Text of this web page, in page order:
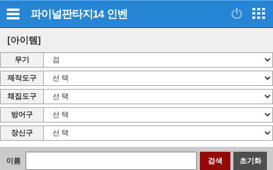
파이널판타지14 인벤
[아이템]
무기
제작도구
채집도구
방어구
장신구
이름 검색 초기화